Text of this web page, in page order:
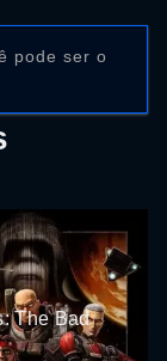
pode ser o
The Bad